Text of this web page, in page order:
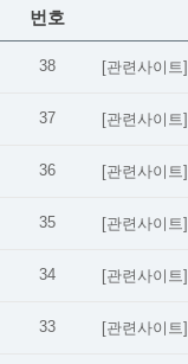
번호
38 [관련사이트]
37 [관련사이트]
36 [관련사이트]
35 [관련사이트]
34 [관련사이트]
33 [관련사이트]